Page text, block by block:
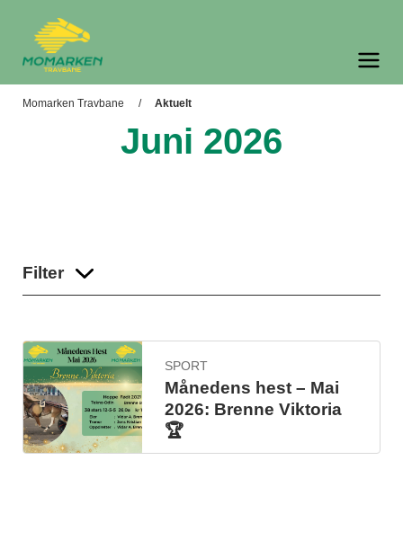
Momarken Travbane Aktuelt
Juni 2026
Filter
SPORT
Månedens hest – Mai
2026: Brenne Viktoria
🏆